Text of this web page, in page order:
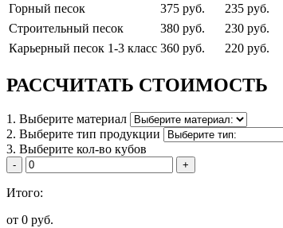
Горный песок
375 руб.
235 руб.
Строительный песок
380 руб.
230 руб.
Карьерный песок 1-3 класс 360 руб. 220 руб.
РАССЧИТАТЬ СТОИМОСТЬ
1. Выберите материал
2. Выберите тип продукции
3. Выберите кол-во кубов
- +
Итого:
от 0 руб.